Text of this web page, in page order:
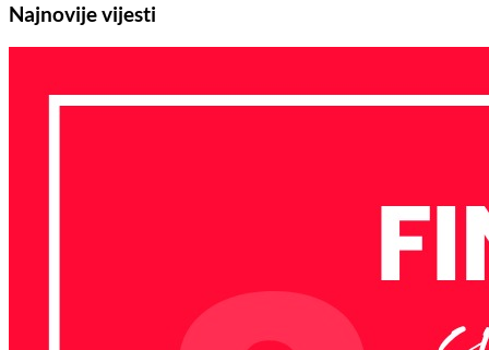
Najnovije vijesti